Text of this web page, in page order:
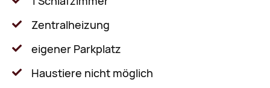
Zentralheizung
eigener Parkplatz
Haustiere nicht möglich